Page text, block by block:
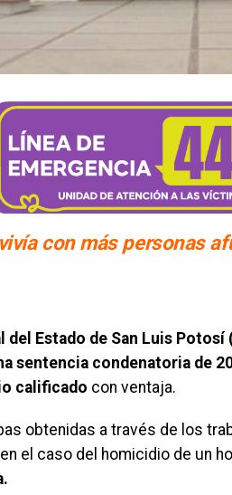
con más personas
del Estado de San Luis Potosí
sentencia condenatoria de
calificado con ventaja.
obtenidas a través de los
el caso del homicidio de un